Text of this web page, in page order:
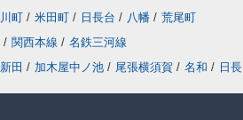
町 / 米田町 / 日長台 / 八幡 / 荒尾町
/ 関西本線 / 名鉄三河線
田 / 加木屋中ノ池 / 尾張横須賀 / 名和 / 日長